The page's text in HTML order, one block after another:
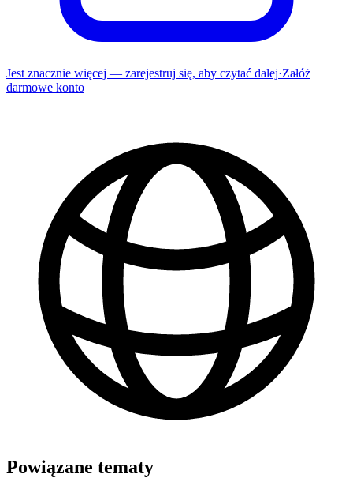
Jest znacznie więcej — zarejestruj się, aby czytać dalej·Załóż
darmowe konto
Powiązane tematy